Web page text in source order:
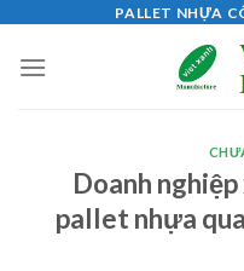
content
PALLET NHỰA
Doanh
pallet nhựa